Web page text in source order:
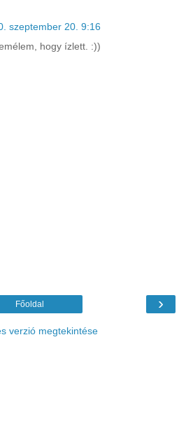
szeptember 20. 9:16
hogy ízlett. :))
›
Főoldal
verzió megtekintése